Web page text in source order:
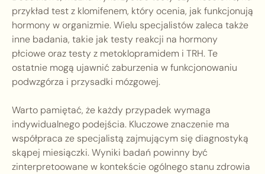
przykład test z klomifenem, który ocenia, jak funkcjonują
hormony w organizmie. Wielu specjalistów zaleca także
inne badania, takie jak testy reakcji na hormony
płciowe oraz testy z metoklopramidem i TRH. Te
ostatnie mogą ujawnić zaburzenia w funkcjonowaniu
podwzgórza i przysadki mózgowej.
Warto pamiętać, że każdy przypadek wymaga
indywidualnego podejścia. Kluczowe znaczenie ma
współpraca ze specjalistą zajmującym się diagnostyką
skąpej miesiączki. Wyniki badań powinny być
zinterpretoowane w kontekście ogólnego stanu zdrowia